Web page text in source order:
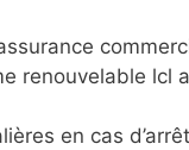
renouvelable lcl
en cas